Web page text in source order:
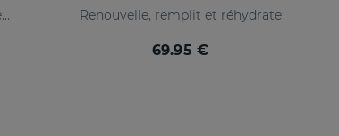
Implacable contre les rides et doux avec votre peau Renouvelle, remplit et réhydrate
69.95 €